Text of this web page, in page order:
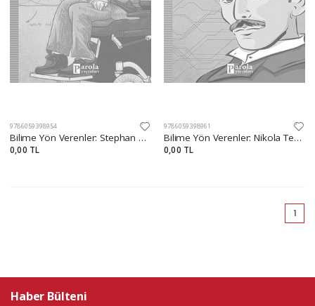
9786059398954
Bilime Yön Verenler: Stephan Hawking
0,00 TL
9786059398961
Bilime Yön Verenler: Nikola Tesla
0,00 TL
1
Haber Bülteni